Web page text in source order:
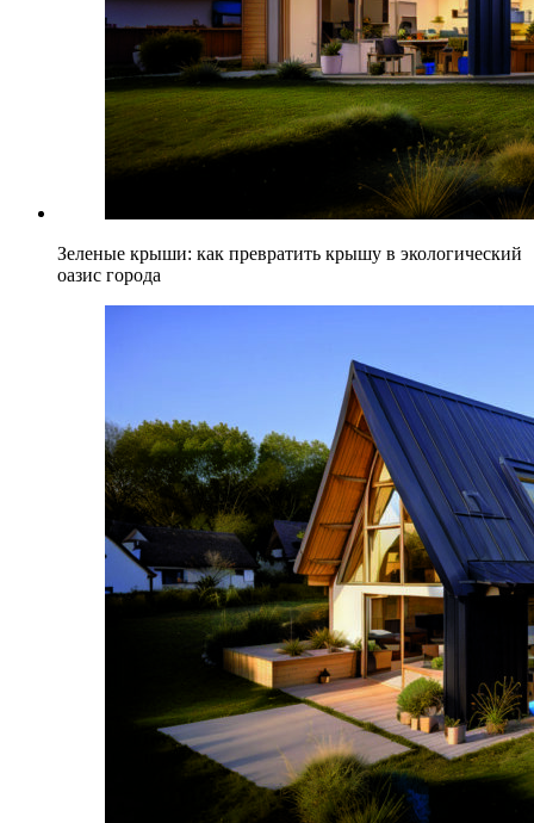
Зеленые крыши: как превратить крышу в экологический
оазис города